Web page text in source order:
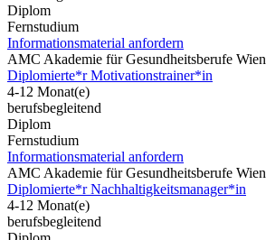
Diplom
Fernstudium
Informationsmaterial anfordern
AMC Akademie für Gesundheitsberufe Wien
Diplomierte*r Motivationstrainer*in
4-12 Monat(e)
berufsbegleitend
Diplom
Fernstudium
Informationsmaterial anfordern
AMC Akademie für Gesundheitsberufe Wien
Diplomierte*r Nachhaltigkeitsmanager*in
4-12 Monat(e)
berufsbegleitend